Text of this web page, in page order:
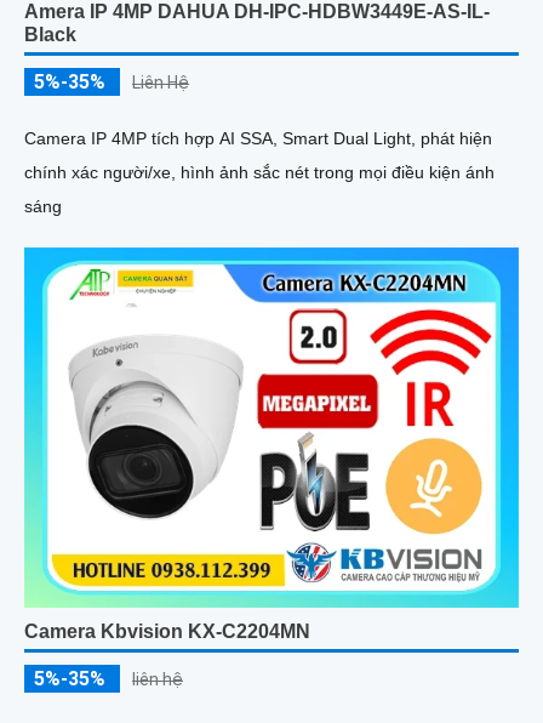
Amera IP 4MP DAHUA DH-IPC-HDBW3449E-AS-IL-
Black
5%-35% Liên Hệ
Camera IP 4MP tích hợp AI SSA, Smart Dual Light, phát hiện
chính xác người/xe, hình ảnh sắc nét trong mọi điều kiện ánh
sáng
Camera Kbvision KX-C2204MN
5%-35% liên hệ